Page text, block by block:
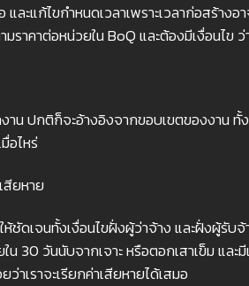
ละแก้ไขกำหนดเวลาเพราะเวลาก่อสร้า
ราคาต่อหน่วยใน BoQ และต้องมีเงื่อนไข
าน ปกติก็จะอ้างอิงจากขอบเขตของงาน ทั้
อไหร่
ยหาย
ดเจนทั้งเงื่อนไขฝั่งผู้ว่าจ้าง และฝั่งผู้รับ
น 30 วันนับจากเจาะ หรือตอกเสาเข็ม แล
เราจะเรียกค่าเสียหายได้เสมอ